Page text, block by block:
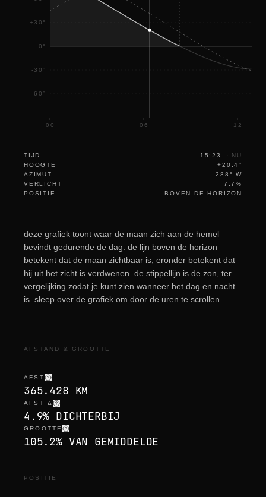
+30°
0°
-30°
-60°
00 06 12
TIJD 15:23 · NU
HOOGTE
+20.4°
AZIMUT
288° W
VERLICHT
7.7%
POSITIE
BOVEN DE HORIZON
deze grafiek toont waar de maan zich aan de hemel
bevindt gedurende de dag. de lijn boven de horizon
betekent dat de maan zichtbaar is; eronder betekent dat
hij uit het zicht is verdwenen. de stippellijn is de zon, ter
vergelijking zodat je kunt zien wanneer het dag en nacht
is. sleep over de grafiek om door de uren te scrollen.
AFSTAND & GROOTTE
AFST
365.428 KM
AFST Δ
4.9% DICHTERBIJ
GROOTTE
105.2% VAN GEMIDDELDE
POSITIE